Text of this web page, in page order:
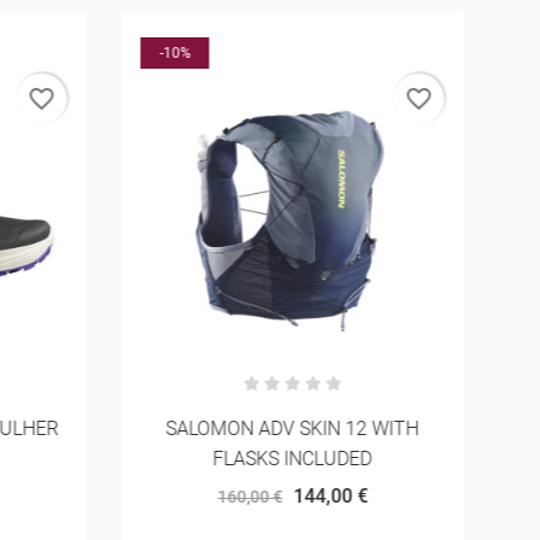
favorite_border
-10%
SALOMON ADV SKIN 12 WITH
FLASKS INCLUDED
160,00 € 144,00 €
favorite_border